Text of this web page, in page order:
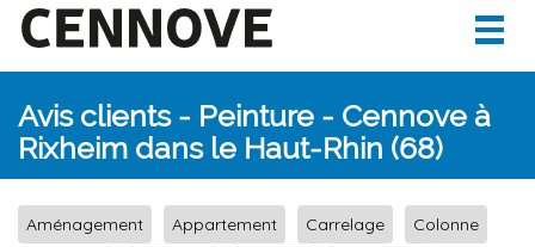
Avis clients - Peinture - Cennove à
Rixheim dans le Haut-Rhin (68)
Aménagement Appartement Carrelage
Colonne